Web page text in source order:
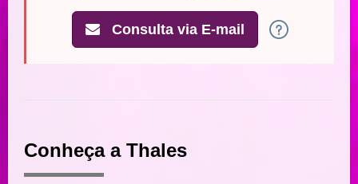
Consulta via E-mail
Conheça a Thales